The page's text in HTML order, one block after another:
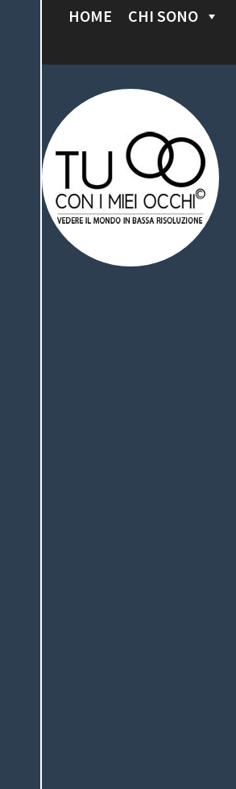
I
C
O
N
T
HOME CHI SONO
Tu con i miei
occhi